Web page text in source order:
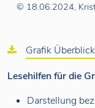
© 18.06.2024,
Grafik
Lesehilfen für die
Darstellung